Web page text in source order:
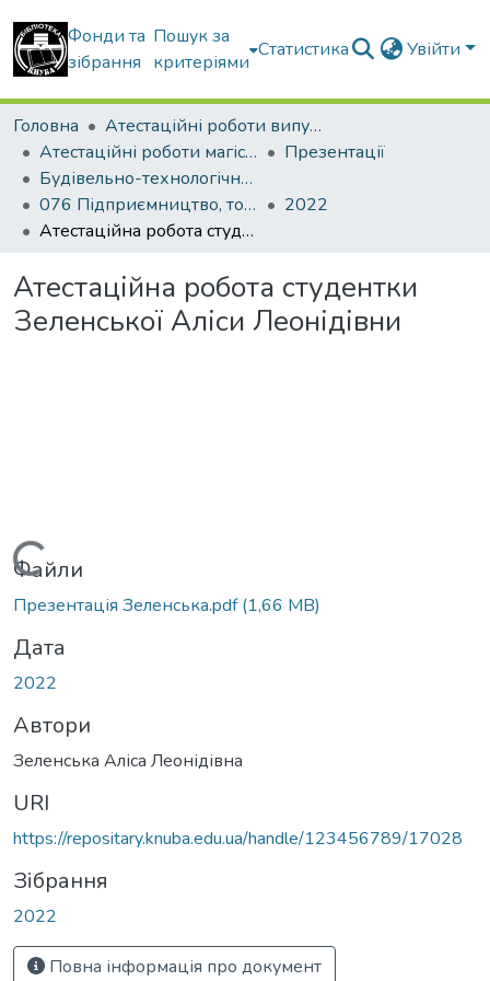
Фонди та
зібрання
Пошук за
критеріями
Статистика Увійти
Головна
Атестаційні роботи випускників
Атестаційні роботи магістрів
Презентації
Будівельно-технологічний факультет
076 Підприємництво, торгівля та біржова діяльність. Товарознавство і комерційна діяльність
2022
Атестаційна робота студентки Зеленської Аліси Леонідівни
Атестаційна робота студентки
Зеленської Аліси Леонідівни
Вантажиться...
Файли
Презентація Зеленська.pdf(1,66 MB)
Дата
Автори
Зеленська Аліса Леонідівна
URI
https://repositary.knuba.edu.ua/handle/123456789/17028
Зібрання
2022
Повна інформація про документ